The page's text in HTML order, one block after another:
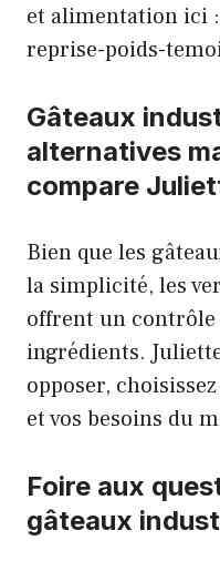
et alimentation ici :
reprise-poids-
Gâteaux
alternatives
compare
Bien que les
la simplicité, les
offrent un
ingrédients.
opposer,
et vos besoins du
Foire aux
gâteaux